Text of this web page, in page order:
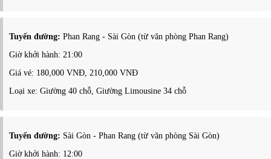
Tuyến đường: Phan Rang - Sài Gòn (từ văn phòng Phan Rang)
Giờ khởi hành: 21:00
Giá vé: 180,000 VNĐ, 210,000 VNĐ
Loại xe: Giường 40 chỗ, Giường Limousine 34 chỗ
Tuyến đường: Sài Gòn - Phan Rang (từ văn phòng Sài Gòn)
Giờ khởi hành: 12:00